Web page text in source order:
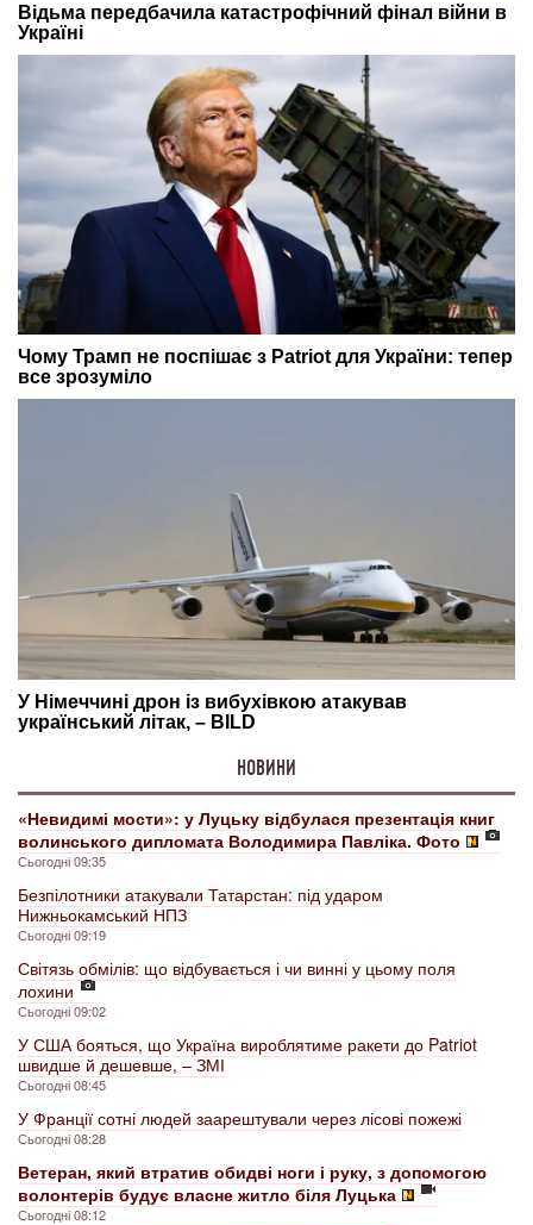
НОВИНИ
«Невидимі мости»: у Луцьку відбулася презентація книг
волинського дипломата Володимира Павліка. Фото
Сьогодні 09:35
Безпілотники атакували Татарстан: під ударом
Нижньокамський НПЗ
Сьогодні 09:19
Світязь обмілів: що відбувається і чи винні у цьому поля
лохини
Сьогодні 09:02
У США бояться, що Україна вироблятиме ракети до Patriot
швидше й дешевше, – ЗМІ
Сьогодні 08:45
У Франції сотні людей заарештували через лісові пожежі
Сьогодні 08:28
Ветеран, який втратив обидві ноги і руку, з допомогою
волонтерів будує власне житло біля Луцька
Сьогодні 08:12